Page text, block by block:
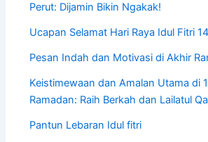
Perut: Dijamin Bikin Ngakak!
Ucapan Selamat Hari Raya Idul Fitri
Pesan Indah dan Motivasi di Akhir
Keistimewaan dan Amalan Utama di
Ramadan: Raih Berkah dan Lailatul
Pantun Lebaran Idul fitri